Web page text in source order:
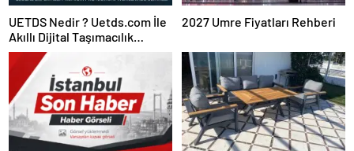
UETDS Nedir ? Uetds.com İle
Akıllı Dijital Taşımacılık
Yazılımı
2027 Umre Fiyatları Rehberi